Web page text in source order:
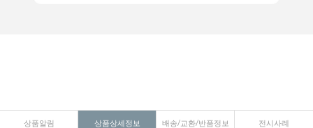
상품알림 상품상세정보 배송/교환/반품정보 전시사례